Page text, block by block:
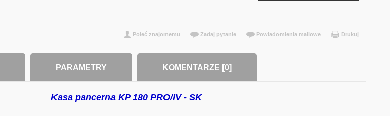
Poleć znajomemu Zadaj pytanie Powiadomienia mailowe Drukuj
PARAMETRY KOMENTARZE [0]
Kasa pancerna KP 180 PRO/IV - SK